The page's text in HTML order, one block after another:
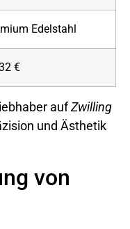
Edelstahl
€
aufZwilling
und Ästhetik
von